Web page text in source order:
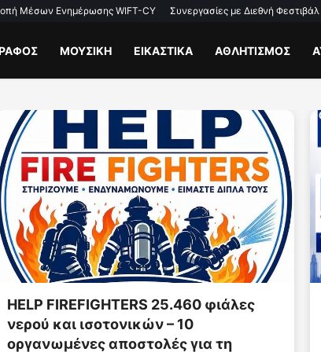
Μέσων Ενημέρωσης WIFT-CY Συνεργασίες με Διεθνή Φεστιβάλ
ΜΟΥΣΙΚΗ ΕΙΚΑΣΤΙΚΑ ΑΘΛΗΤΙΣΜΟΣ
HABIRONA: The Philosophy Behind
Yelcast Visual Poetry